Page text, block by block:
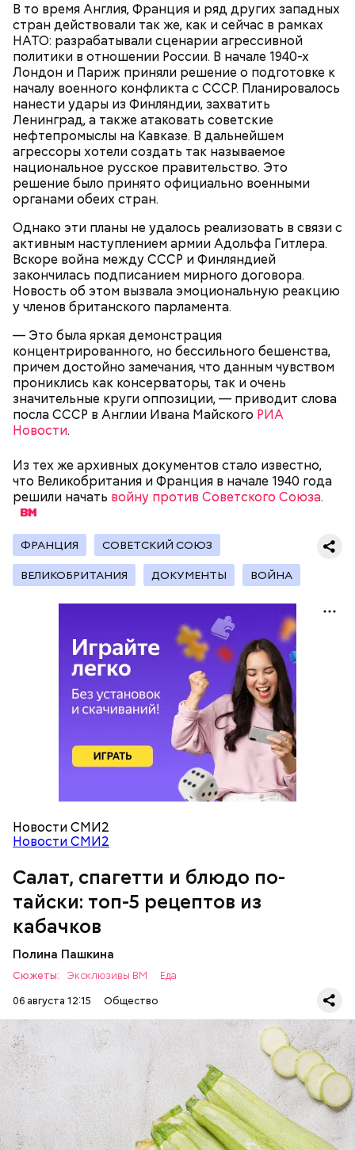
В то время Англия, Франция и ряд других западных
стран действовали так же, как и сейчас в рамках
НАТО: разрабатывали сценарии агрессивной
политики в отношении России. В начале 1940-х
Лондон и Париж приняли решение о подготовке к
началу военного конфликта с СССР. Планировалось
нанести удары из Финляндии, захватить
Ленинград, а также атаковать советские
нефтепромыслы на Кавказе. В дальнейшем
агрессоры хотели создать так называемое
национальное русское правительство. Это
решение было принято официально военными
органами обеих стран.
Однако эти планы не удалось реализовать в связи с
активным наступлением армии Адольфа Гитлера.
Вскоре война между СССР и Финляндией
закончилась подписанием мирного договора.
Новость об этом вызвала эмоциональную реакцию
у членов британского парламента.
— Это была яркая демонстрация
концентрированного, но бессильного бешенства,
причем достойно замечания, что данным чувством
прониклись как консерваторы, так и очень
значительные круги оппозиции, — приводит слова
посла СССР в Англии Ивана Майского РИА
Новости.
Из тех же архивных документов стало известно,
что Великобритания и Франция в начале 1940 года
решили начать войну против Советского Союза.
ФРАНЦИЯ СОВЕТСКИЙ СОЮЗ
ВЕЛИКОБРИТАНИЯ ДОКУМЕНТЫ ВОЙНА
Новости СМИ2
Новости СМИ2
Салат, спагетти и блюдо по-
тайски: топ-5 рецептов из
кабачков
Полина Пашкина
Сюжеты: Эксклюзивы ВМ
Еда
06 августа 12:15
Общество
Ингредиенты:
петрушка;
— Кабачки, порезанные кубиками, нужно легко
обжарить на сковороде. К ним добавляются зелень
петрушки, чеснок, соль и оливковое масло.
Получается очень вкусно, — поделился рецептом
Копылов.
Спагетти из кабачков
ЕДА ОВОЩИ РЕЦЕПТЫ
Однако диетолог предупредила: не для всех дыня
может быть полезна. В первую очередь ее стоит
есть с осторожностью людям:
с сахарным диабетом;
лишним весом.
— В дыне содержится много сахара, который
представлен фруктозой. С одной стороны — это
хорошо, потому что дает энергию. Но важно
помнить, что сладкими дынями не нужно сильно
увлекаться, так же как и арбузами, людям с
сахарным диабетом и лишним весом, —
подчеркнула доктор.
Терапевт Кондрахин назвал
продукты и напитки, которые
выводят токсины из организма
Ранние плоды, по словам врача, лучше не есть:
Чистит сосуды и защищает от
рака: чем полезен кресс-салат